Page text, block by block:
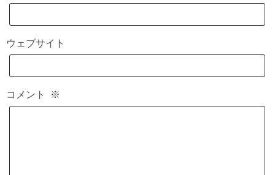
ウェブサイト
コメント ※